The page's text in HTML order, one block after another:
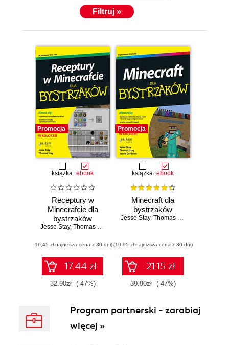
Filtruj »
Promocja
książka ebook
Receptury w
Minecrafcie dla
bystrzaków
Jesse Stay, Thomas Stay
(16,45 zł najniższa cena z 30 dni)
17.44 zł
32.90zł (-47%)
Promocja
książka ebook
Minecraft dla
bystrzaków
Jesse Stay, Thomas Stay
(19,95 zł najniższa cena z 30 dni)
21.15 zł
39.90zł (-47%)
Program partnerski - zarabiaj
więcej »